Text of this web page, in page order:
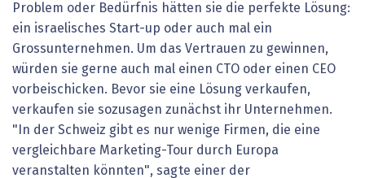
Problem oder Bedürfnis hätten sie die perfekte Lösung:
ein israelisches Start-up oder auch mal ein
Grossunternehmen. Um das Vertrauen zu gewinnen,
würden sie gerne auch mal einen CTO oder einen CEO
vorbeischicken. Bevor sie eine Lösung verkaufen,
verkaufen sie sozusagen zunächst ihr Unternehmen.
"In der Schweiz gibt es nur wenige Firmen, die eine
vergleichbare Marketing-Tour durch Europa
veranstalten könnten", sagte einer der